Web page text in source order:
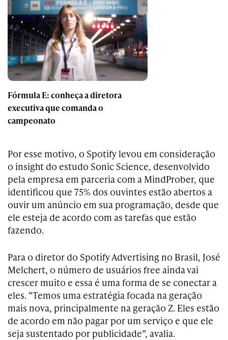
Fórmula E: conheça a diretora
executiva que comanda o
campeonato
Por esse motivo, o Spotify levou em consideração
o insight do estudo Sonic Science, desenvolvido
pela empresa em parceria com a MindProber, que
identificou que 75% dos ouvintes estão abertos a
ouvir um anúncio em sua programação, desde que
ele esteja de acordo com as tarefas que estão
fazendo.
Para o diretor do Spotify Advertising no Brasil, José
Melchert, o número de usuários free ainda vai
crescer muito e essa é uma forma de se conectar a
eles. “Temos uma estratégia focada na geração
mais nova, principalmente na geração Z. Eles estão
de acordo em não pagar por um serviço e que ele
seja sustentado por publicidade”, avalia.